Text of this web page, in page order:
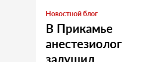
Новостной блог
В Прикамье
анестезиолог
задушил